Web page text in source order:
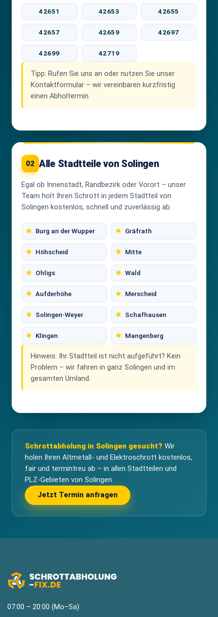
42651 42653 42655
42657 42659 42697
42699 42719
Tipp: Rufen Sie uns an oder nutzen Sie unser
Kontaktformular – wir vereinbaren kurzfristig
einen Abholtermin.
02 Alle Stadtteile von Solingen
Egal ob Innenstadt, Randbezirk oder Vorort – unser
Team holt Ihren Schrott in jedem Stadtteil von
Solingen kostenlos, schnell und zuverlässig ab.
Burg an der Wupper Gräfrath
Höhscheid Mitte
Ohligs Wald
Aufderhöhe Merscheid
Solingen-Weyer Schafhausen
Klingen Mangenberg
Hinweis: Ihr Stadtteil ist nicht aufgeführt? Kein
Problem – wir fahren in ganz Solingen und im
gesamten Umland.
Schrottabholung in Solingen gesucht? Wir
holen Ihren Altmetall- und Elektroschrott kostenlos,
fair und termintreu ab – in allen Stadtteilen und
PLZ-Gebieten von Solingen.
Jetzt Termin anfragen
07:00 – 20:00 (Mo–Sa)